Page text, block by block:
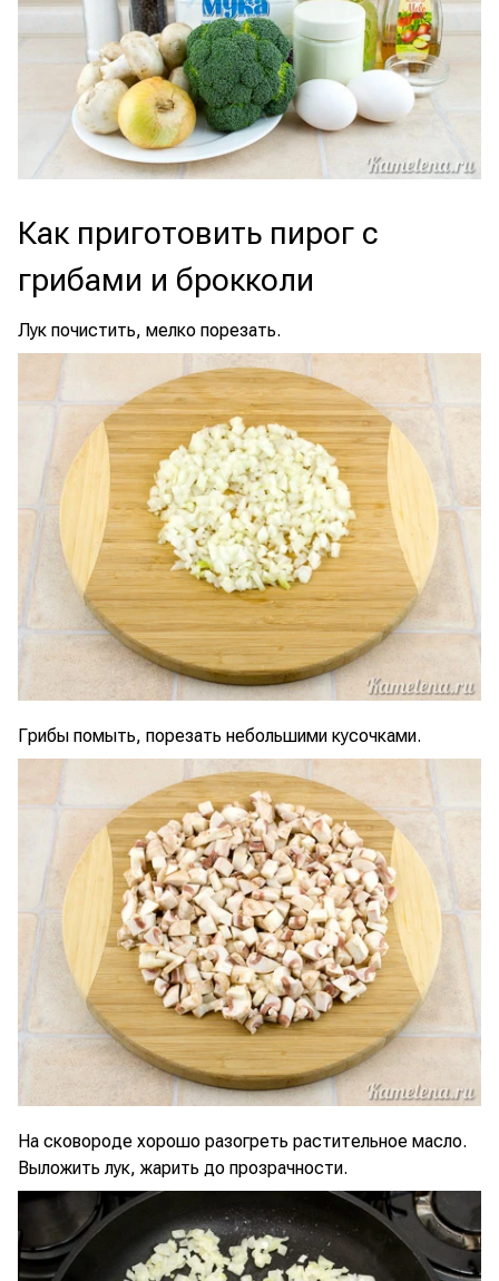
Как приготовить пирог с
грибами и брокколи
Лук почистить, мелко порезать.
Грибы помыть, порезать небольшими кусочками.
На сковороде хорошо разогреть растительное масло.
Выложить лук, жарить до прозрачности.